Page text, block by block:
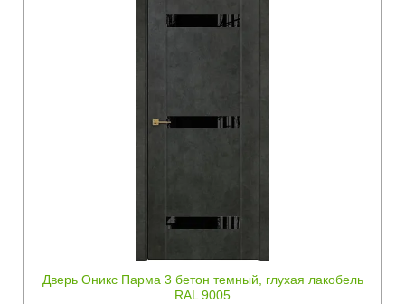
Дверь Оникс Парма 3 бетон темный, глухая лакобель
RAL 9005